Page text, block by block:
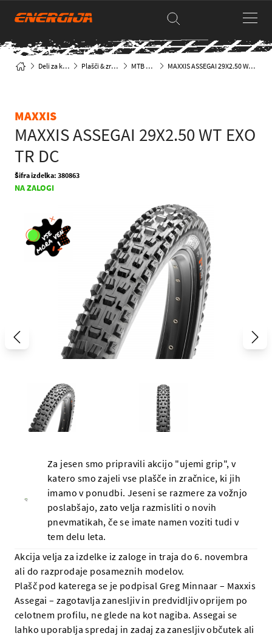
Deli za kolesa Plašči & zračnice MTB plašči MAXXIS ASSEGAI 29X2.50 WT EXO TR DC
MAXXIS
MAXXIS ASSEGAI 29X2.50 WT EXO
TR DC
Šifra izdelka: 380863
NA ZALOGI
Za jesen smo pripravili akcijo "ujemi grip", v
katero smo zajeli vse plašče in zračnice, ki jih
imamo v ponudbi. Jeseni se razmere za vožnjo
poslabšajo, zato velja razmisliti o novih
pnevmatikah, če se imate namen voziti tudi v
tem delu leta.
Akcija velja za izdelke iz zaloge in traja do 6. novembra
ali do razprodaje posameznih modelov.
Plašč pod katerega se je podpisal Greg Minnaar – Maxxis
Assegai – zagotavlja zanesljiv in predvidljiv oprijem po
celotnem profilu, ne glede na kot nagiba. Assegai se
lahko uporablja spredaj in zadaj za zanesljiv občutek ali